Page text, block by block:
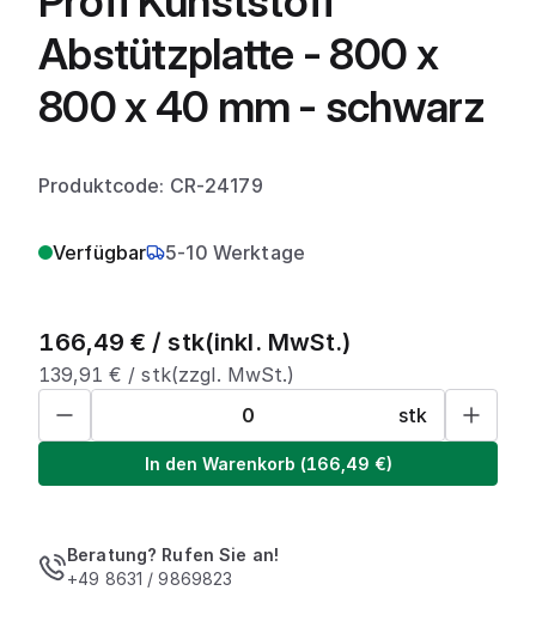
Abstützplatte - 800 x
800 x 40 mm - schwarz
Produktcode: CR-24179
Verfügbar 5-10 Werktage
166,49 € / stk(inkl. MwSt.)
139,91 € /stk(zzgl. MwSt.)
stk
In den Warenkorb (166,49 €)
Beratung? Rufen Sie an!
+49 8631 / 9869823